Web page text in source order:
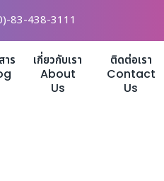
83-438-3111
าร
เกี่ยวกับเรา
About
Us
ติดต่อเรา
Contact
Us